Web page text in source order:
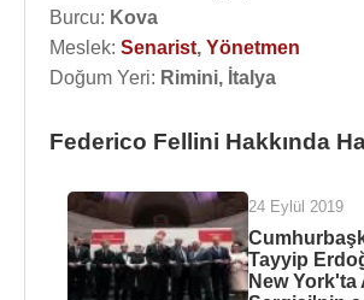
Burcu: Kova
Meslek: Senarist, Yönetmen
Doğum Yeri: Rimini, İtalya
Federico Fellini Hakkında
24 Eylül 2019
Tayyip
New York'ta